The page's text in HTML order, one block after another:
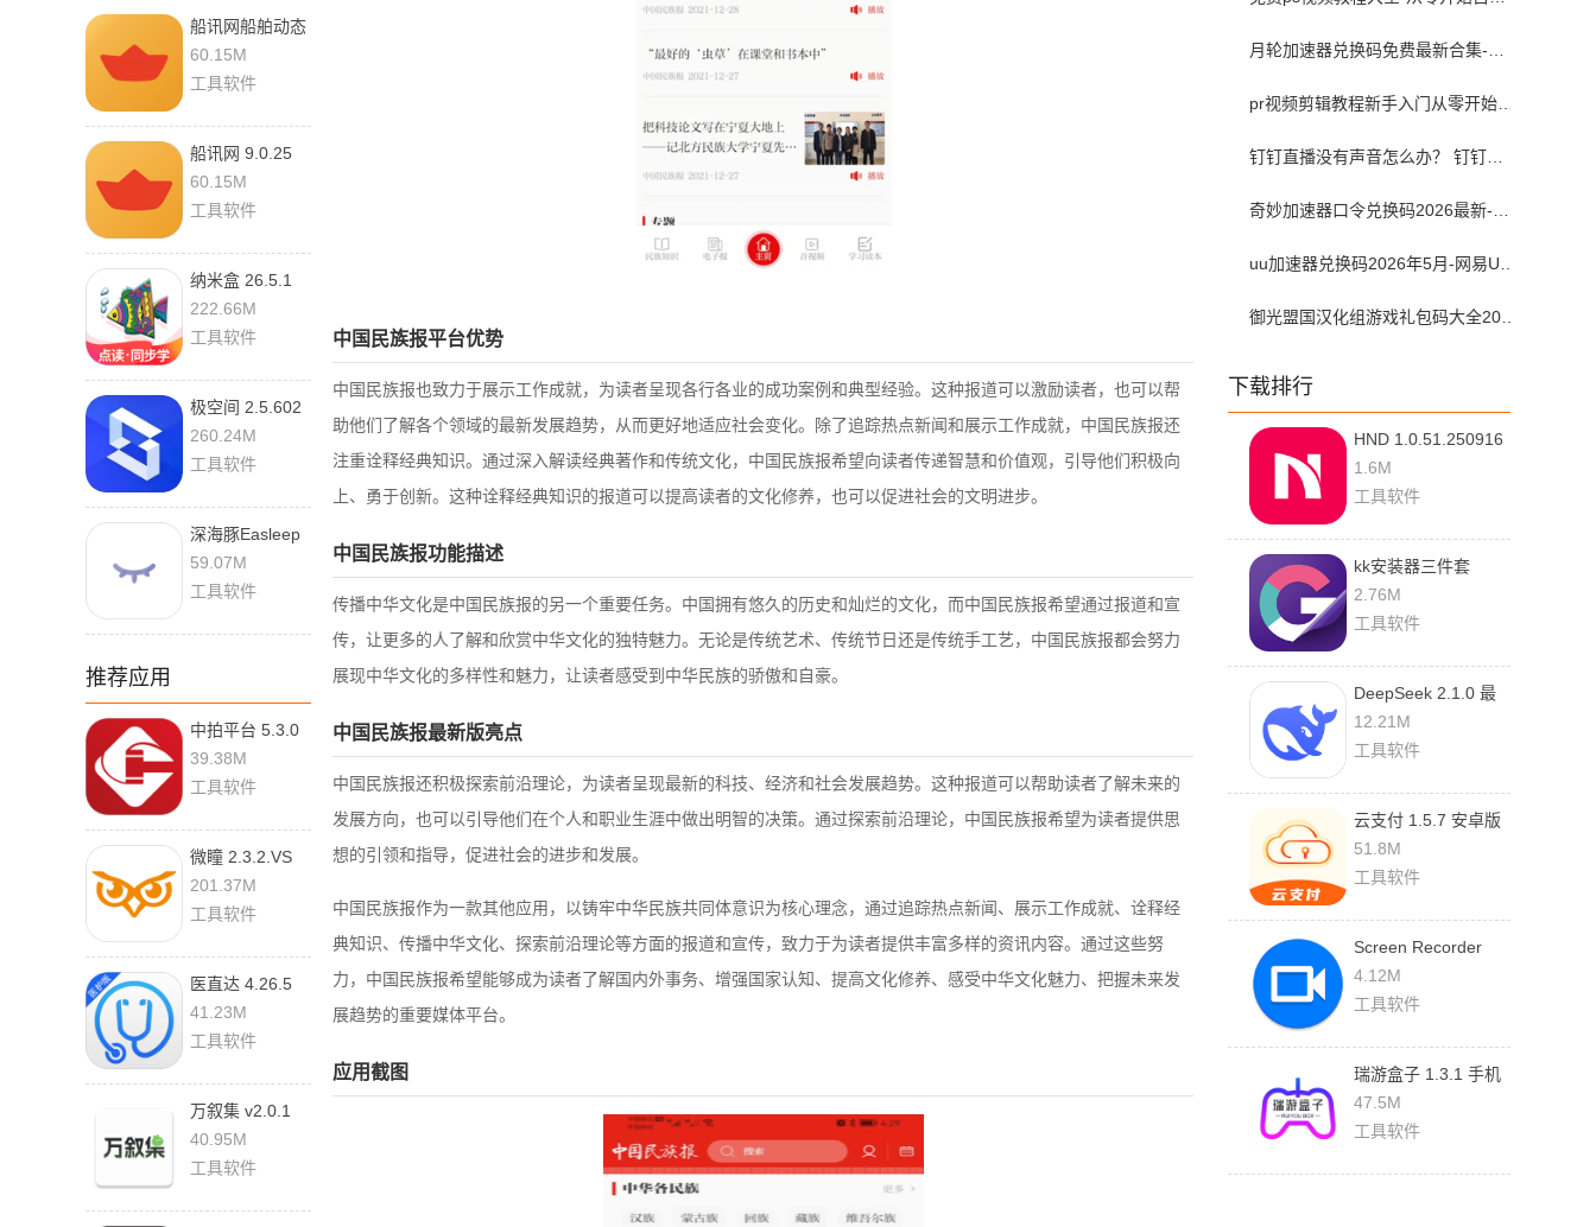
船讯网船舶动态
查询 9.0.25 安
卓版
60.15M
工具软件
船讯网 9.0.25
手机版
60.15M
工具软件
纳米盒 26.5.1
222.66M
工具软件
极空间 2.5.602
260.24M
工具软件
深海豚Easleep
2.3.5
59.07M
工具软件
推荐应用
中拍平台 5.3.0
39.38M
工具软件
微瞳 2.3.2.VS
201.37M
工具软件
医直达 4.26.5
41.23M
工具软件
万叙集 v2.0.1
最新版
40.95M
工具软件
中国民族报平台优势
中国民族报也致力于展示工作成就，为读者呈现各行各业的成功案例和典型经验。这种报道可以激励读者，也可以帮
助他们了解各个领域的最新发展趋势，从而更好地适应社会变化。除了追踪热点新闻和展示工作成就，中国民族报还
注重诠释经典知识。通过深入解读经典著作和传统文化，中国民族报希望向读者传递智慧和价值观，引导他们积极向
上、勇于创新。这种诠释经典知识的报道可以提高读者的文化修养，也可以促进社会的文明进步。
中国民族报功能描述
传播中华文化是中国民族报的另一个重要任务。中国拥有悠久的历史和灿烂的文化，而中国民族报希望通过报道和宣
传，让更多的人了解和欣赏中华文化的独特魅力。无论是传统艺术、传统节日还是传统手工艺，中国民族报都会努力
展现中华文化的多样性和魅力，让读者感受到中华民族的骄傲和自豪。
中国民族报最新版亮点
中国民族报还积极探索前沿理论，为读者呈现最新的科技、经济和社会发展趋势。这种报道可以帮助读者了解未来的
发展方向，也可以引导他们在个人和职业生涯中做出明智的决策。通过探索前沿理论，中国民族报希望为读者提供思
想的引领和指导，促进社会的进步和发展。
中国民族报作为一款其他应用，以铸牢中华民族共同体意识为核心理念，通过追踪热点新闻、展示工作成就、诠释经
典知识、传播中华文化、探索前沿理论等方面的报道和宣传，致力于为读者提供丰富多样的资讯内容。通过这些努
力，中国民族报希望能够成为读者了解国内外事务、增强国家认知、提高文化修养、感受中华文化魅力、把握未来发
展趋势的重要媒体平台。
应用截图
下载排行
HND 1.0.51.250916
最新版
1.6M
工具软件
kk安装器三件套
2.5.0514 安卓版
2.76M
工具软件
DeepSeek 2.1.0 最
新版
12.21M
工具软件
云支付 1.5.7 安卓版
51.8M
工具软件
Screen Recorder
1.2.6.7 最新版
4.12M
工具软件
瑞游盒子 1.3.1 手机
版
47.5M
工具软件